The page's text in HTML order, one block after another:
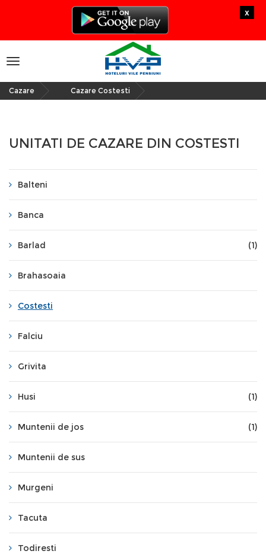
x
Toggle
navigation
Cazare Cazare Costesti
UNITATI DE CAZARE DIN COSTESTI
Balteni
Banca
Barlad (1)
Brahasoaia
Costesti
Falciu
Grivita
Husi (1)
Muntenii de jos (1)
Muntenii de sus
Murgeni
Tacuta
Todiresti